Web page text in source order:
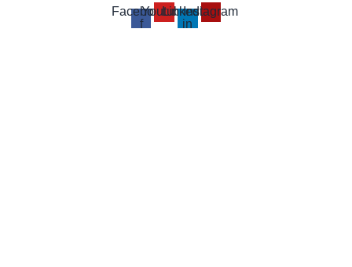
Facebook-
f
Youtube
Linkedin-
in
Instagram